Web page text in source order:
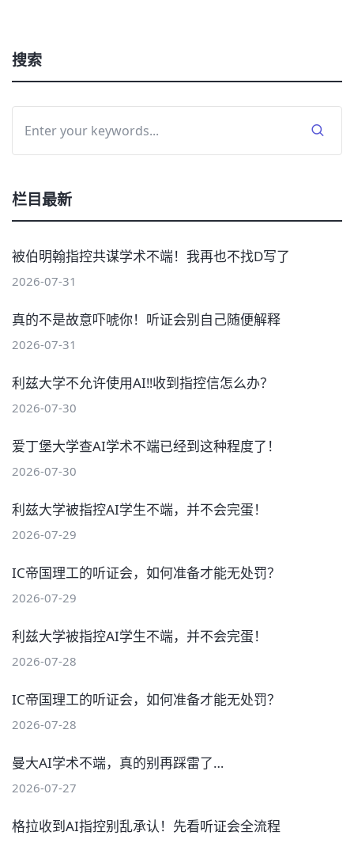
搜索
栏目最新
被伯明翰指控共谋学术不端！我再也不找D写了
2026-07-31
真的不是故意吓唬你！听证会别自己随便解释
2026-07-31
利兹大学不允许使用AI‼️收到指控信怎么办？
2026-07-30
爱丁堡大学查AI学术不端已经到这种程度了！
2026-07-30
利兹大学被指控AI学生不端，并不会完蛋！
2026-07-29
IC帝国理工的听证会，如何准备才能无处罚？
2026-07-29
利兹大学被指控AI学生不端，并不会完蛋！
2026-07-28
IC帝国理工的听证会，如何准备才能无处罚？
2026-07-28
曼大AI学术不端，真的别再踩雷了…
2026-07-27
格拉收到AI指控别乱承认！先看听证会全流程